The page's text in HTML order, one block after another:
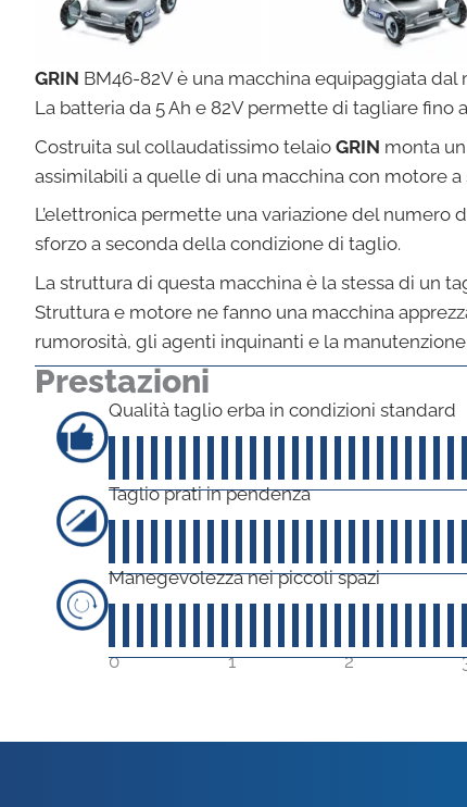
GRIN BM46-82V è una macchina equipaggiata
La batteria da 5 Ah e 82V permette di tagliare fino
Costruita sul collaudatissimo telaio GRIN monta
assimilabili a quelle di una macchina con motore a
L’elettronica permette una variazione del
sforzo a seconda della condizione di taglio.
La struttura di questa macchina è la stessa di un
Struttura e motore ne fanno una macchina
rumorosità, gli agenti inquinanti e la
Prestazioni
Qualità taglio erba in condizioni standard
Taglio prati in pendenza
Manegevolezza nei piccoli spazi
0 1 2